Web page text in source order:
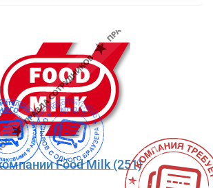
Food Milk (251)